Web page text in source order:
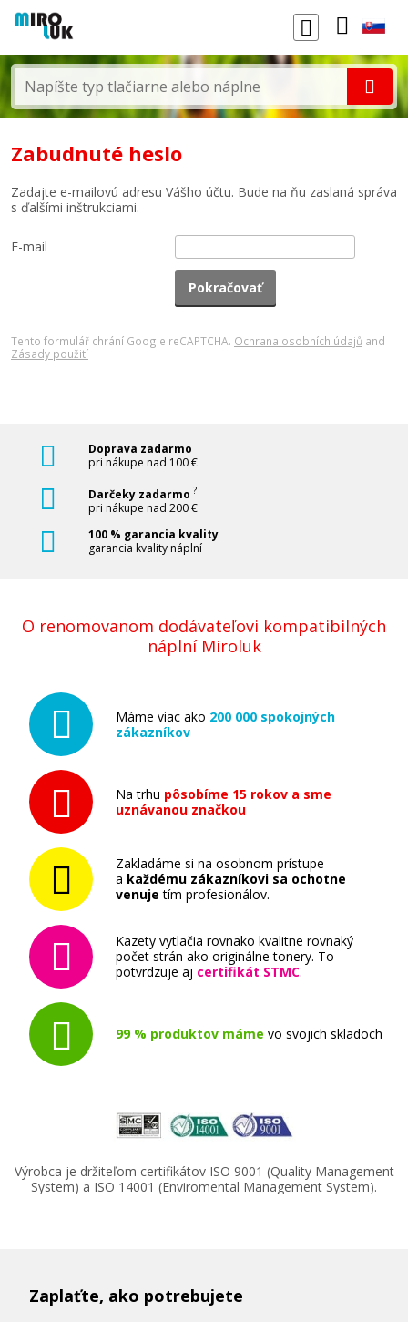
Zabudnuté heslo
Zadajte e-mailovú adresu Vášho účtu. Bude na ňu zaslaná správa
s ďalšími inštrukciami.
E-mail
Tento formulář chrání Google reCAPTCHA. Ochrana osobních údajů and
Zásady použití
Doprava zadarmo
pri nákupe nad 100 €
Darčeky zadarmo ?
pri nákupe nad 200 €
100 % garancia kvality
garancia kvality náplní
O renomovanom dodávateľovi kompatibilných
náplní Miroluk
Máme viac ako 200 000 spokojných
zákazníkov
Na trhu pôsobíme 15 rokov a sme
uznávanou značkou
Zakladáme si na osobnom prístupe
a každému zákazníkovi sa ochotne
venuje tím profesionálov.
Kazety vytlačia rovnako kvalitne rovnaký
počet strán ako originálne tonery. To
potvrdzuje aj certifikát STMC.
99 % produktov máme vo svojich skladoch
Výrobca je držiteľom certifikátov ISO 9001 (Quality Management
System) a ISO 14001 (Enviromental Management System).
Zaplaťte, ako potrebujete